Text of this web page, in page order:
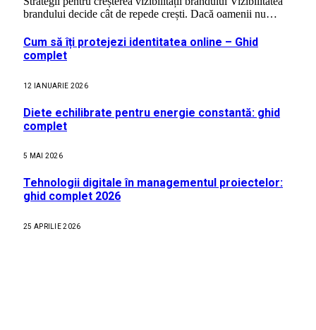
brandului decide cât de repede crești. Dacă oamenii nu…
Cum să îți protejezi identitatea online – Ghid
complet
12 IANUARIE 2026
Diete echilibrate pentru energie constantă: ghid
complet
5 MAI 2026
Tehnologii digitale în managementul proiectelor:
ghid complet 2026
25 APRILIE 2026